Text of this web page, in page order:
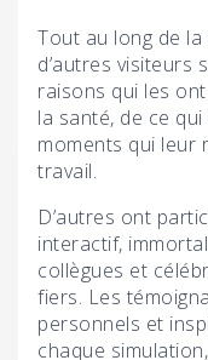
Tout au long de
d’autres visiteurs
raisons qui les
la santé, de ce
moments qui leur
travail.
D’autres ont
interactif,
collègues et
fiers. Les
personnels et
chaque